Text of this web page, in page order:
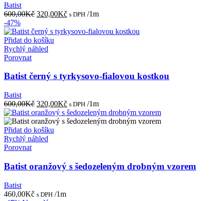
Batist
600,00Kč Původní
byla:
600,00Kč.
320,00KčAktuální
je:
s DPH /1m
-47%
Přidat do košíku
Rychlý náhled
Porovnat
Batist černý s tyrkysovo-fialovou kostkou
Batist
600,00Kč Původní
cena
byla:
600,00Kč.
320,00KčAktuální
cena
je:
s DPH /1m
Přidat do košíku
Rychlý náhled
Porovnat
Batist oranžový s šedozeleným drobným vzorem
Batist
460,00Kč s DPH /1m